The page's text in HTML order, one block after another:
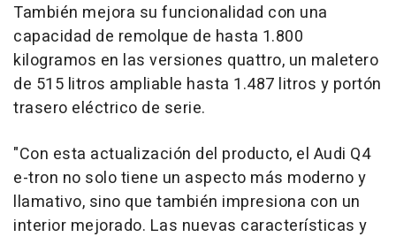
También mejora su funcionalidad con una
capacidad de remolque de hasta 1.800
kilogramos en las versiones quattro, un maletero
de 515 litros ampliable hasta 1.487 litros y portón
trasero eléctrico de serie.
"Con esta actualización del producto, el Audi Q4
e-tron no solo tiene un aspecto más moderno y
llamativo, sino que también impresiona con un
interior mejorado. Las nuevas características y